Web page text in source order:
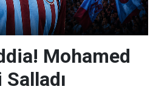
Mohamed